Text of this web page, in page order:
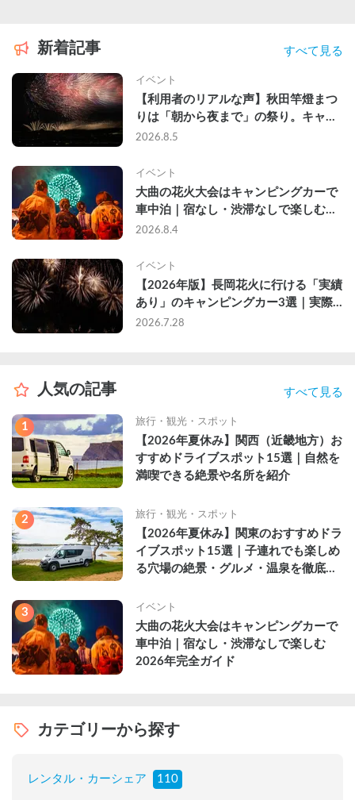
新着記事 すべて見る
イベント
【利用者のリアルな声】秋田竿燈まつ
りは「朝から夜まで」の祭り。キャン
ピングカーで行った2組の記録
2026.8.5
イベント
大曲の花火大会はキャンピングカーで
車中泊｜宿なし・渋滞なしで楽しむ
2026年完全ガイド
2026.8.4
イベント
【2026年版】長岡花火に行ける「実績
あり」のキャンピングカー3選｜実際
に利用したゲストのレビュー付き
2026.7.28
人気の記事 すべて見る
1 旅行・観光・スポット
【2026年夏休み】関西（近畿地方）お
すすめドライブスポット15選｜自然を
満喫できる絶景や名所を紹介
2 旅行・観光・スポット
【2026年夏休み】関東のおすすめドラ
イブスポット15選｜子連れでも楽しめ
る穴場の絶景・グルメ・温泉を徹底解
3 イベント
大曲の花火大会はキャンピングカーで
車中泊｜宿なし・渋滞なしで楽しむ
2026年完全ガイド
カテゴリーから探す
レンタル・カーシェア 110